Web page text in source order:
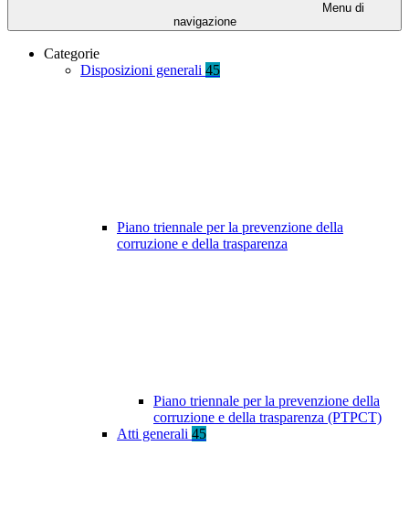
Menu di
navigazione
Categorie
Disposizioni generali 45
Piano triennale per la prevenzione della
corruzione e della trasparenza
Piano triennale per la prevenzione della
corruzione e della trasparenza (PTPCT)
Atti generali 45